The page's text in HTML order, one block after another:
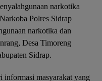
narkotika
Polres Sidrap
narkotika dan
Desa Timoreng
Sidrap.
informasi masyarakat yang